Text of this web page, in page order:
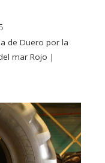
de Duero por la
mar Rojo |